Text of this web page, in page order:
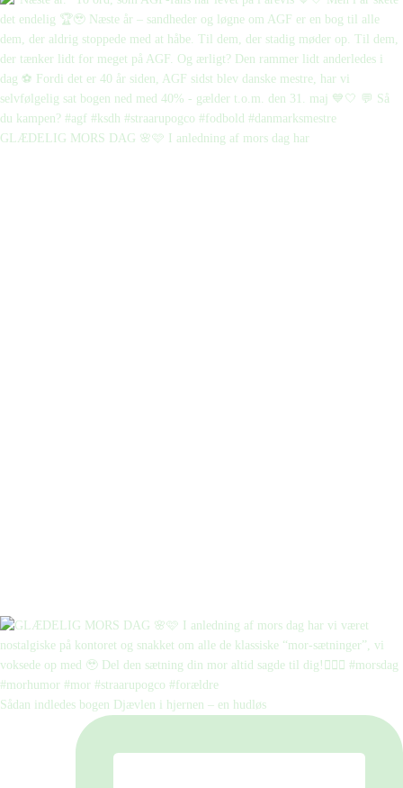
GLÆDELIG MORS DAG 🌸🩷 I anledning af mors dag har
Sådan indledes bogen Djævlen i hjernen – en hudløs